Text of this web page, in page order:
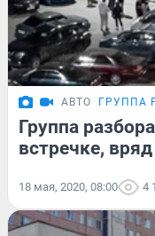
АВТО ГРУППА
Группа
встречке,
18 мая, 2020, 08:00 4